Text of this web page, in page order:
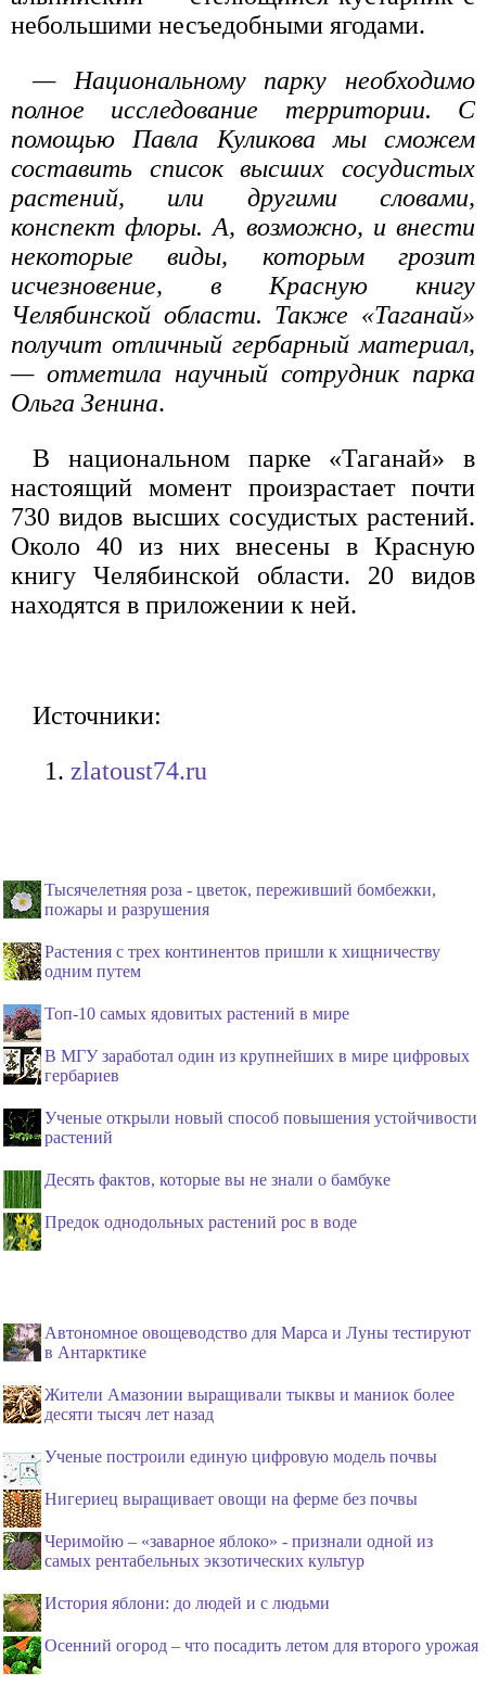
небольшими несъедобными ягодами.
— Национальному парку необходимо
полное исследование территории. С
помощью Павла Куликова мы сможем
составить список высших сосудистых
растений, или другими словами,
конспект флоры. А, возможно, и внести
некоторые виды, которым грозит
исчезновение, в Красную книгу
Челябинской области. Также «Таганай»
получит отличный гербарный материал,
— отметила научный сотрудник парка
Ольга Зенина.
В национальном парке «Таганай» в
настоящий момент произрастает почти
730 видов высших сосудистых растений.
Около 40 из них внесены в Красную
книгу Челябинской области. 20 видов
находятся в приложении к ней.
Источники:
zlatoust74.ru
Тысячелетняя роза - цветок, переживший бомбежки,
пожары и разрушения
Растения с трех континентов пришли к хищничеству
одним путем
Топ-10 самых ядовитых растений в мире
В МГУ заработал один из крупнейших в мире цифровых
гербариев
Ученые открыли новый способ повышения устойчивости
растений
Десять фактов, которые вы не знали о бамбуке
Предок однодольных растений рос в воде
Автономное овощеводство для Марса и Луны тестируют
в Антарктике
Жители Амазонии выращивали тыквы и маниок более
десяти тысяч лет назад
Ученые построили единую цифровую модель почвы
Нигериец выращивает овощи на ферме без почвы
Черимойю – «заварное яблоко» - признали одной из
самых рентабельных экзотических культур
История яблони: до людей и с людьми
Осенний огород – что посадить летом для второго урожая